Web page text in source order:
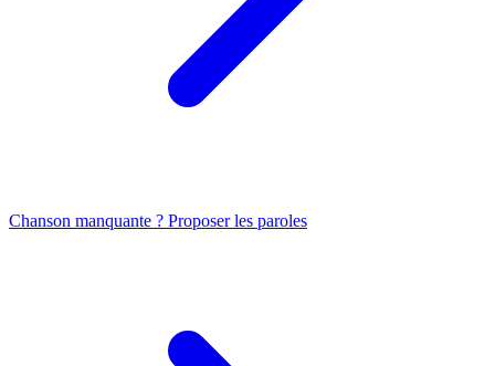
Chanson manquante ? Proposer les paroles